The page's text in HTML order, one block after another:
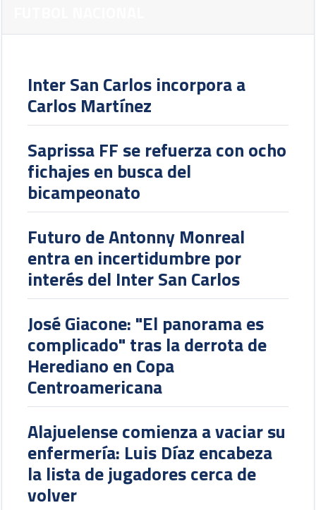
Inter San Carlos incorpora a
Carlos Martínez
Saprissa FF se refuerza con ocho
fichajes en busca del
bicampeonato
Futuro de Antonny Monreal
entra en incertidumbre por
interés del Inter San Carlos
José Giacone: "El panorama es
complicado" tras la derrota de
Herediano en Copa
Centroamericana
Alajuelense comienza a vaciar su
enfermería: Luis Díaz encabeza
la lista de jugadores cerca de
volver